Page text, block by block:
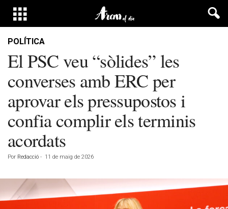
POLÍTICA
El PSC veu “sòlides” les
converses amb ERC per
aprovar els pressupostos i
confia complir els terminis
acordats
Por Redacció - 11 de maig de 2026